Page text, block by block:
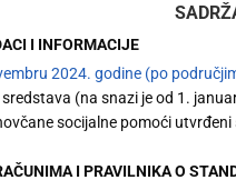
I INFORMACIJE
2024. godine (po
(na snazi je od 1.
socijalne pomoći
I PRAVILNIKA O